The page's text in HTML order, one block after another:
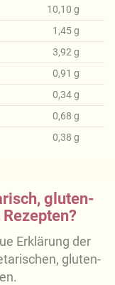
10,10 g
1,45g
3,92 g
0,91 g
0,34g
0,68 g
0,38 g
gluten-
Erklärung der
gluten-